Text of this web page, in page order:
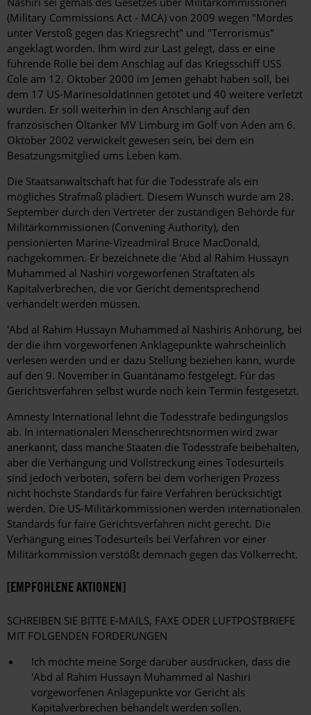
(Military Commissions Act - MCA) von 2009 wegen "Mordes
unter Verstoß gegen das Kriegsrecht" und "Terrorismus"
angeklagt worden. Ihm wird zur Last gelegt, dass er eine
führende Rolle bei dem Anschlag auf das Kriegsschiff USS
Cole am 12. Oktober 2000 im Jemen gehabt haben soll, bei
dem 17 US-MarinesoldatInnen getötet und 40 weitere verletzt
wurden. Er soll weiterhin in den Anschlang auf den
französischen Öltanker MV Limburg im Golf von Aden am 6.
Oktober 2002 verwickelt gewesen sein, bei dem ein
Besatzungsmitglied ums Leben kam.
Die Staatsanwaltschaft hat für die Todesstrafe als ein
mögliches Strafmaß plädiert. Diesem Wunsch wurde am 28.
September durch den Vertreter der zuständigen Behörde für
Militärkommissionen (Convening Authority), den
pensionierten Marine-Vizeadmiral Bruce MacDonald,
nachgekommen. Er bezeichnete die 'Abd al Rahim Hussayn
Muhammed al Nashiri vorgeworfenen Straftaten als
Kapitalverbrechen, die vor Gericht dementsprechend
verhandelt werden müssen.
'Abd al Rahim Hussayn Muhammed al Nashiris Anhörung, bei
der die ihm vorgeworfenen Anklagepunkte wahrscheinlich
verlesen werden und er dazu Stellung beziehen kann, wurde
auf den 9. November in Guantánamo festgelegt. Für das
Gerichtsverfahren selbst wurde noch kein Termin festgesetzt.
Amnesty International lehnt die Todesstrafe bedingungslos
ab. In internationalen Menschenrechtsnormen wird zwar
anerkannt, dass manche Staaten die Todesstrafe beibehalten,
aber die Verhängung und Vollstreckung eines Todesurteils
sind jedoch verboten, sofern bei dem vorherigen Prozess
nicht höchste Standards für faire Verfahren berücksichtigt
werden. Die US-Militärkommissionen werden internationalen
Standards für faire Gerichtsverfahren nicht gerecht. Die
Verhängung eines Todesurteils bei Verfahren vor einer
Militärkommission verstößt demnach gegen das Völkerrecht.
[EMPFOHLENE AKTIONEN]
SCHREIBEN SIE BITTE E-MAILS, FAXE ODER LUFTPOSTBRIEFE
MIT FOLGENDEN FORDERUNGEN
Ich möchte meine Sorge darüber ausdrücken, dass die
'Abd al Rahim Hussayn Muhammed al Nashiri
vorgeworfenen Anlagepunkte vor Gericht als
Kapitalverbrechen behandelt werden sollen.